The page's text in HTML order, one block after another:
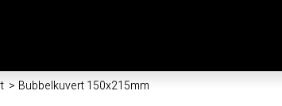
/ Bubbelkuvert 150x215mm